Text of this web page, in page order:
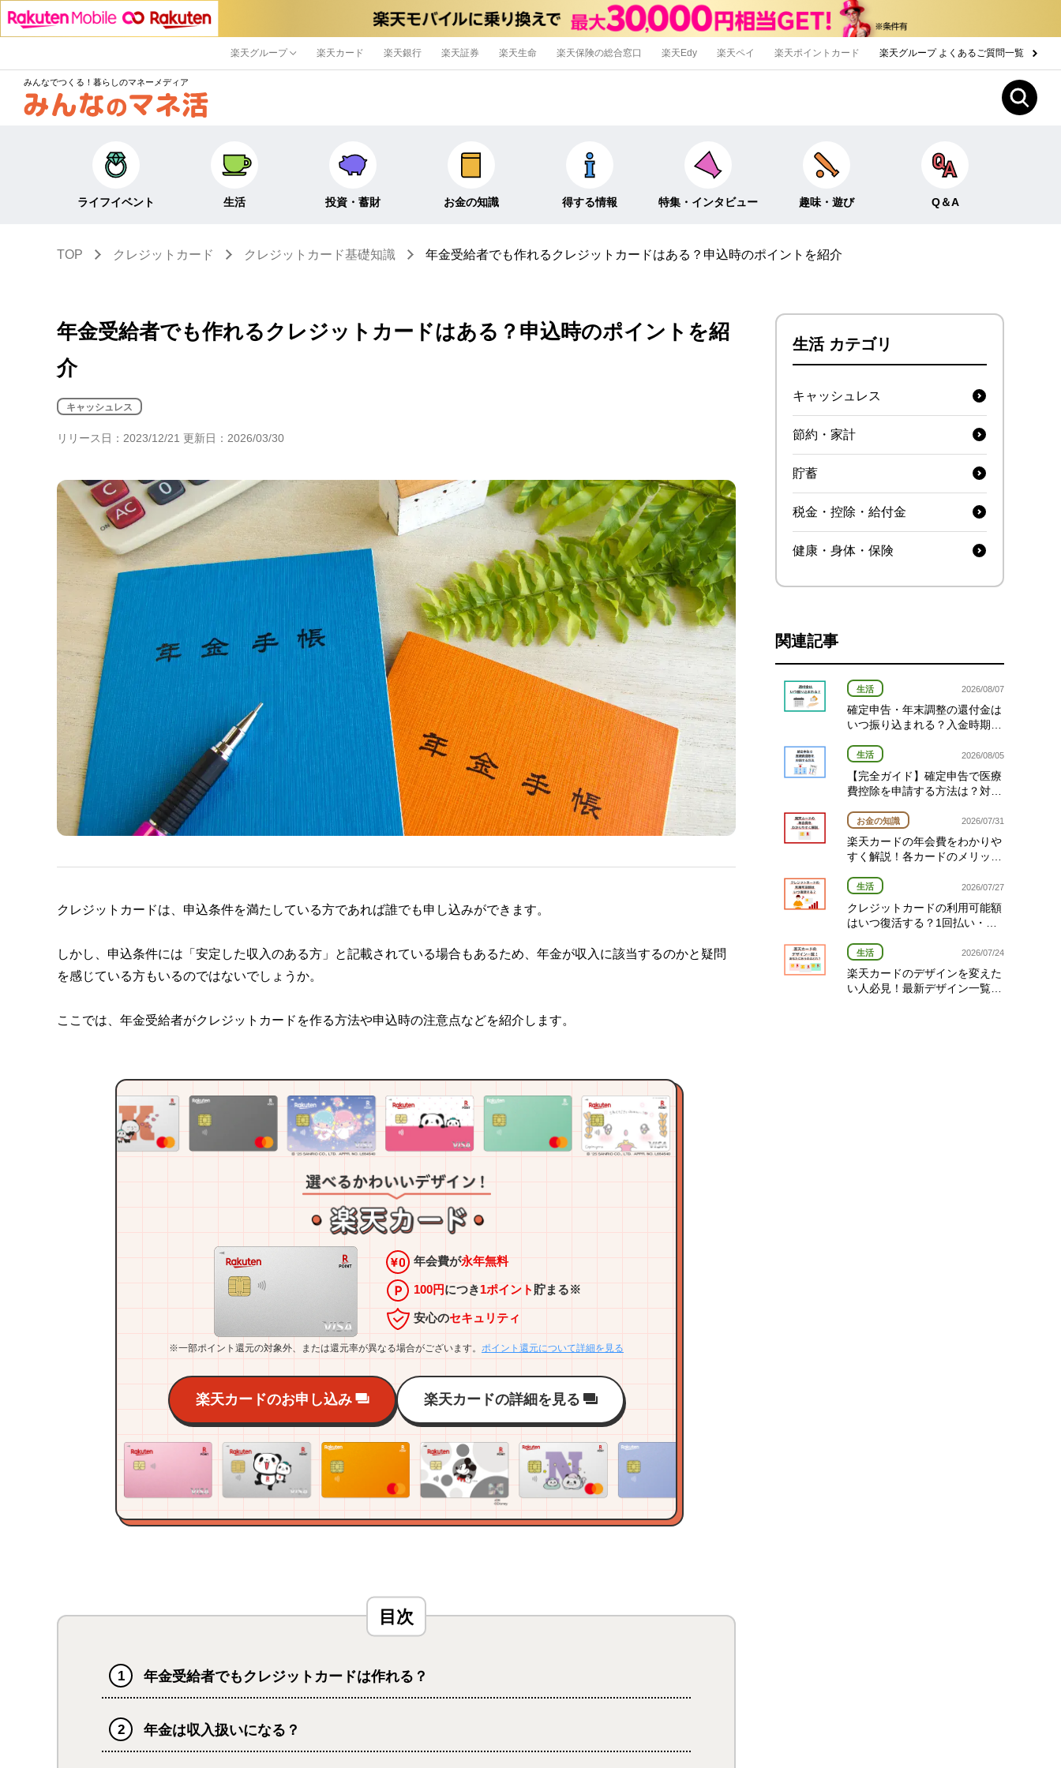
楽天グループ 楽天カード 楽天銀行 楽天証券 楽天生命 楽天保険の総合窓口 楽天Edy 楽天ペイ 楽天ポイントカード 楽天グループ よくあるご質問一覧
みんなでつくる！暮らしのマネーメディア
ライフイベント
キャリア・働き方
生活・住まい
年金・老後・相続
生活
キャッシュレス
税金・控除・給付金
投資・蓄財
株式・投資信託
iDeCo・そのほか投資
お金の知識
経済キーワード
得する情報
ポイ活・節約術
特集・インタビュー
特集
趣味・遊び
Fun！なこと
みんなのホンネ
Q＆A
投資・貯蓄
お金の知識
TOP クレジットカード クレジットカード基礎知識 年金受給者でも作れるクレジットカードはある？申込時のポイントを紹介
年金受給者でも作れるクレジットカードはある？申込時のポイントを紹
介
キャッシュレス
リリース日：2023/12/21 更新日：2026/03/30
クレジットカードは、申込条件を満たしている方であれば誰でも申し込みができます。
しかし、申込条件には「安定した収入のある方」と記載されている場合もあるため、年金が収入に該当するのかと疑問
を感じている方もいるのではないでしょうか。
ここでは、年金受給者がクレジットカードを作る方法や申込時の注意点などを紹介します。
年会費が永年無料
100円につき1ポイント 貯まる※
安心のセキュリティ
※一部ポイント還元の対象外、または還元率が異なる場合がございます。 ポイント還元について詳細を見る
楽天カードのお申し込み 楽天カードの詳細を見る
年金受給者でもクレジットカードは作れる？
年金は収入扱いになる？
生活 カテゴリ
キャッシュレス
節約・家計
貯蓄
税金・控除・給付金
健康・身体・保険
関連記事
生活 2026/08/07
確定申告・年末調整の還付金は
いつ振り込まれる？入金時期と
生活 2026/08/05
【完全ガイド】確定申告で医療
費控除を申請する方法は？対象
お金の知識 2026/07/31
楽天カードの年会費をわかりや
すく解説！各カードのメリット
生活 2026/07/27
クレジットカードの利用可能額
はいつ復活する？1回払い・分
ミング完全ガイド
生活 2026/07/24
楽天カードのデザインを変えた
い人必見！最新デザイン一覧と